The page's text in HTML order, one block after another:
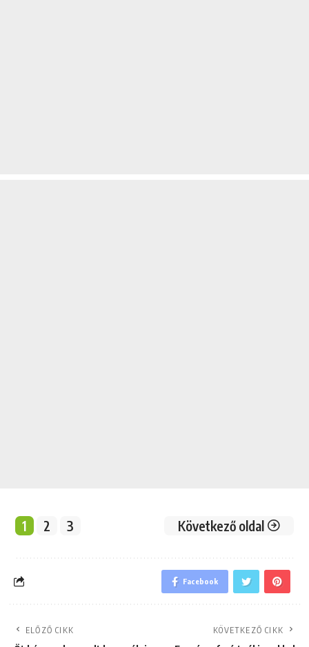
1 2 3 Következő oldal
Facebook
ELŐZŐ CIKK KÖVETKEZŐ CIKK